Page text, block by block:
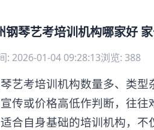
钢琴艺考培训机构哪家好 家
: 2026-01-04 09:28:13浏览: 388
考培训机构数量多、类型
传或价格高低作判断，往
合自身基础的培训机构，不